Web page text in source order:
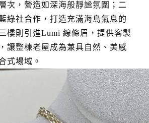
次，營造如深海般靜謐氛圍；二
綠社合作，打造充滿海島氣息的
樓則引進Lumi 線條眉，提供客製
讓整棟老屋成為兼具自然、美感
式場域。